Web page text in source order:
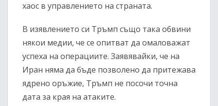
хаос в управлението на страната.
В изявлението си Тръмп също така обвини
някои медии, че се опитват да омаловажат
успеха на операциите. Заявявайки, че на
Иран няма да бъде позволено да притежава
ядрено оръжие, Тръмп не посочи точна
дата за края на атаките.